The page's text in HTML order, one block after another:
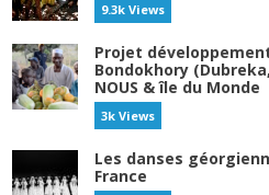
9.3k Views
Projet
Bondokhory
NOUS & île du Monde
3k Views
Les danses
France